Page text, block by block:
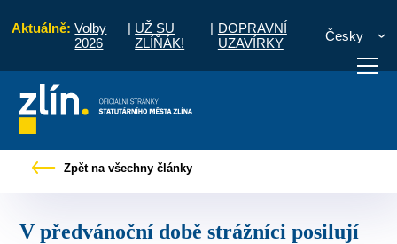
Aktuálně: Volby
2026
| UŽ SU
ZLÍŇÁK!
| DOPRAVNÍ
UZAVÍRKY
Česky
vyřídit Potřebuji zaplatit
Zpět na všechny články
V předvánoční době strážníci posilují